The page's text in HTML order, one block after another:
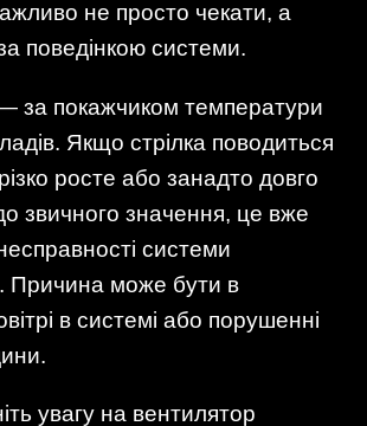
не просто чекати, а
поведінкою системи.
за покажчиком температури
Якщо стрілка поводиться
росте або занадто довго
звичного значення, це вже
системи
Причина може бути в
в системі або порушенні
увагу на вентилятор